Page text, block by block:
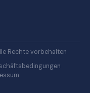
Rechte vorbehalten